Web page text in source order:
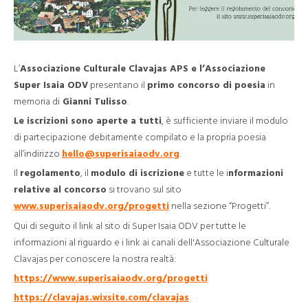
L’Associazione Culturale Clavajas APS e l’Associazione
Super Isaia ODV presentano il primo concorso di poesia in
memoria di Gianni Tulisso.
Le iscrizioni sono aperte a tutti, è sufficiente inviare il modulo
di partecipazione debitamente compilato e la propria poesia
all’indirizzo hello@superisaiaodv.org.
Il regolamento, il modulo di iscrizione e tutte le informazioni
relative al concorso si trovano sul sito
www.superisaiaodv.org/progetti nella sezione “Progetti”.
Qui di seguito il link al sito di Super Isaia ODV per tutte le
informazioni al riguardo e i link ai canali dell'Associazione Culturale
Clavajas per conoscere la nostra realtà:
https://www.superisaiaodv.org/progetti
https://clavajas.wixsite.com/clavajas